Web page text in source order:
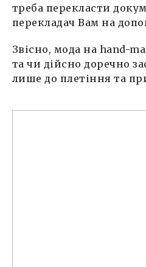
треба перекласти
перекладач Вам на
Звісно, мода на hand-
та чи дійсно доречно
лише до плетіння та